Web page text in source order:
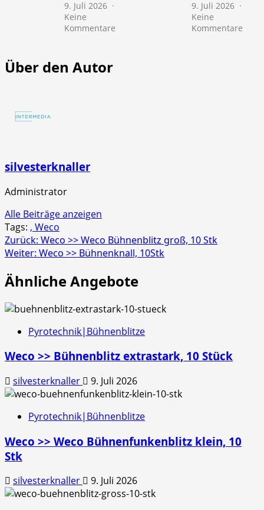
9. Juli 2026
Keine
Kommentare
9. Juli 2026
Keine
Kommentare
Über den Autor
silvesterknaller
Administrator
Alle Beiträge anzeigen
Tags: , Weco
Beitragsnavigation
Zurück: Weco >> Weco Bühnenblitz groß, 10 Stk
Weiter: Weco >> Bühnenknall, 10Stk
Ähnliche Angebote
Pyrotechnik|Bühnenblitze
Weco >> Bühnenblitz extrastark, 10 Stück
silvesterknaller 9. Juli 2026
Pyrotechnik|Bühnenblitze
Weco >> Weco Bühnenfunkenblitz klein, 10
Stk
silvesterknaller 9. Juli 2026